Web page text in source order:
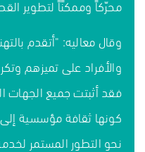
محرّكاً وممكنًاً لتطوير
وقال معاليه: "أتقدم
والأفراد على تميزهم
فقد أثبتت جميع الجهات
كونها ثقافة مؤسسية
نحو التطور المستمر